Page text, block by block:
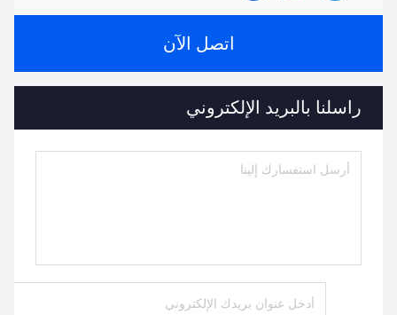
اتصل الآن
راسلنا بالبريد الإلكتروني